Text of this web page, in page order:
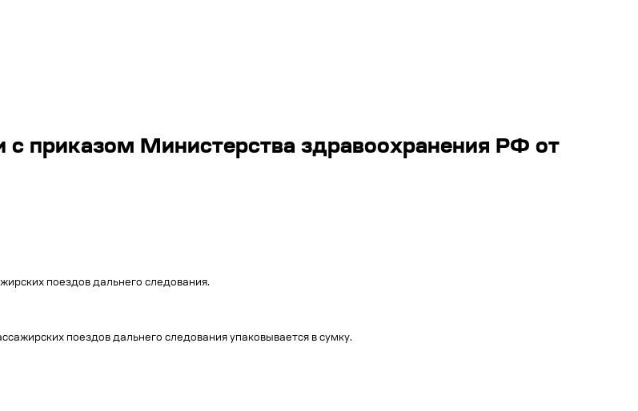
с приказом Министерства здравоохранения РФ от
поездов дальнего следования.
поездов дальнего следования упаковывается в сумку.